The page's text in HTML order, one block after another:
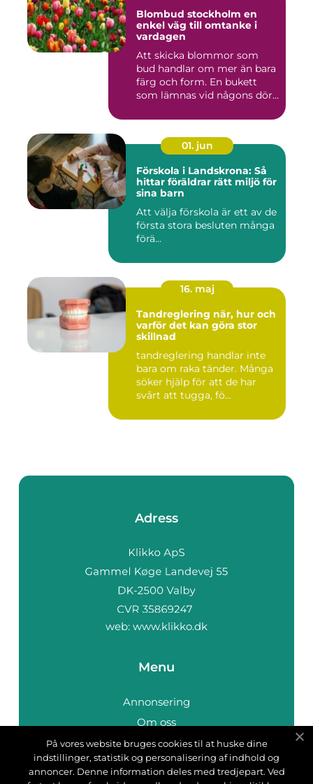
Blombud stockholm en
enkel väg till omtanke i
vardagen
Att skicka blommor som
bud handlar om mer än bara
färg och form. En bukett
som lämnas vid någons dör...
01. jun
Förskola i Landskrona: Så
hittar föräldrar rätt miljö för
sina barn
Att välja förskola är ett av de
första stora besluten många
förä...
16. maj
Tandreglering när, hur och
varför det kan göra stor
skillnad
tandreglering handlar inte
bara om raka tänder. Många
söker hjälp för att de har
svårt att tugga, fö...
Adress
web: www.klikko.dk
Menu
Annonsering
Om oss
Cookies
Kontakta oss
På vores website bruges cookies til at huske dine
indstillinger, statistik og personalisering af indhold og
annoncer. Denne information deles med tredjepart. Ved